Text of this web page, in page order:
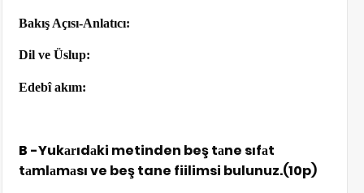
Bakış Açısı-Anlatıcı:
Dil ve Üslup:
Edebî akım:
B -Yukarıdaki metinden beş tane sıfat
tamlaması ve beş tane fiilimsi bulunuz.(10p)